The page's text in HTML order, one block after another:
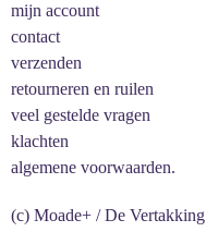
mijn account
contact
verzenden
retourneren en ruilen
veel gestelde vragen
klachten
algemene voorwaarden.
(c) Moade+ / De Vertakking